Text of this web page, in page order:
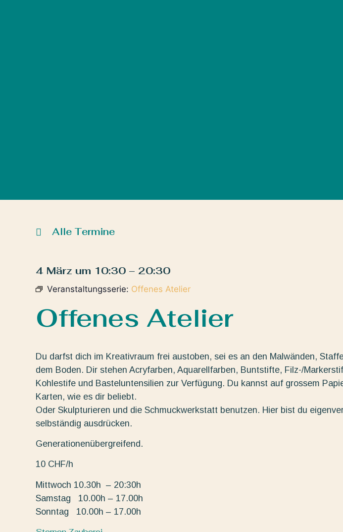
Alle Termine
4 März um 10:30 – 20:30
Veranstaltungsserie: Offenes Atelier
Offenes Atelier
Du darfst dich im Kreativraum frei austoben, sei es an den Malwänden,
dem Boden. Dir stehen Acryfarben, Aquarellfarben, Buntstifte, Filz-/
Kohlestife und Basteluntensilien zur Verfügung. Du kannst auf grossem
Karten, wie es dir beliebt.
Oder Skulpturieren und die Schmuckwerkstatt benutzen. Hier bist du
selbständig ausdrücken.
Generationenübergreifend.
10 CHF/h
Mittwoch 10.30h – 20:30h
Samstag 10.00h – 17.00h
Sonntag 10.00h – 17.00h